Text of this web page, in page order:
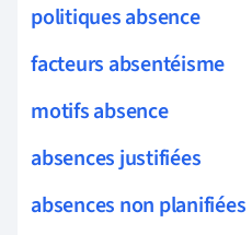
politiques absence
facteurs absentéisme
motifs absence
absences justifiées
absences non planifiées